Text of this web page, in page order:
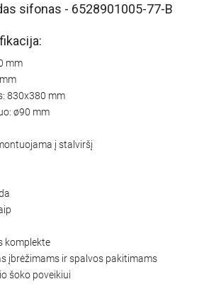
sifonas - 6528901005-77-B
mm
830x380 mm
ø90 mm
į stalviršį
komplekte
įbrėžimams ir spalvos pakitimams
šoko poveikiui